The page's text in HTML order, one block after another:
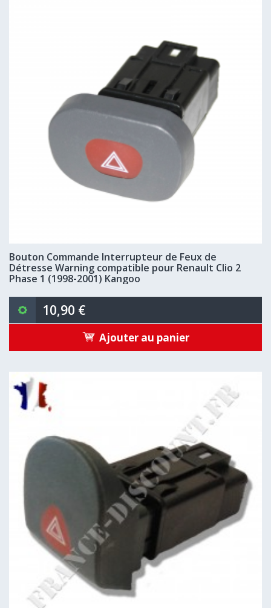
Bouton Commande Interrupteur de Feux de
Détresse Warning compatible pour Renault Clio 2
Phase 1 (1998-2001) Kangoo
10,90 €
Ajouter au panier